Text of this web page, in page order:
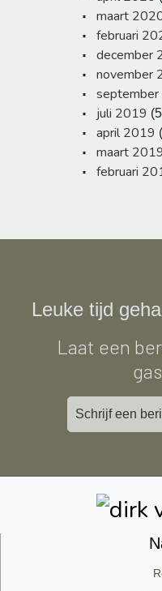
maart
februari
december
november
juli 2019
april 2019
maart 2019
februari
Leuke tijd
Laat een
Schrijf een